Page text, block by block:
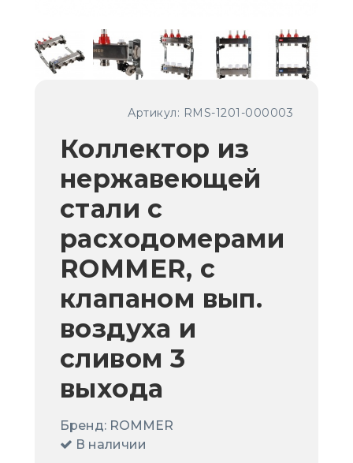
Артикул: RMS-1201-000003
Коллектор из
нержавеющей
стали с
расходомерами
ROMMER, с
клапаном вып.
воздуха и
сливом 3
выхода
Бренд: ROMMER
В наличии